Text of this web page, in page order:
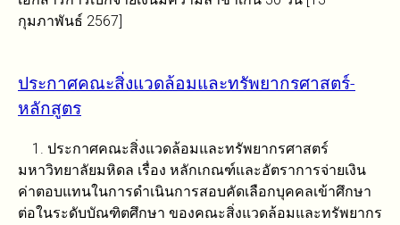
กุมภาพันธ์ 2567]
ประกาศคณะสิ่งแวดล้อมและทรัพยากรศาสตร์-
หลักสูตร
1. ประกาศคณะสิ่งแวดล้อมและทรัพยากรศาสตร์
มหาวิทยาลัยมหิดล เรื่อง หลักเกณฑ์และอัตราการจ่ายเงิน
ค่าตอบแทนในการดำเนินการสอบคัดเลือกบุคคลเข้าศึกษา
ต่อในระดับบัณฑิตศึกษา ของคณะสิ่งแวดล้อมและทรัพยากร